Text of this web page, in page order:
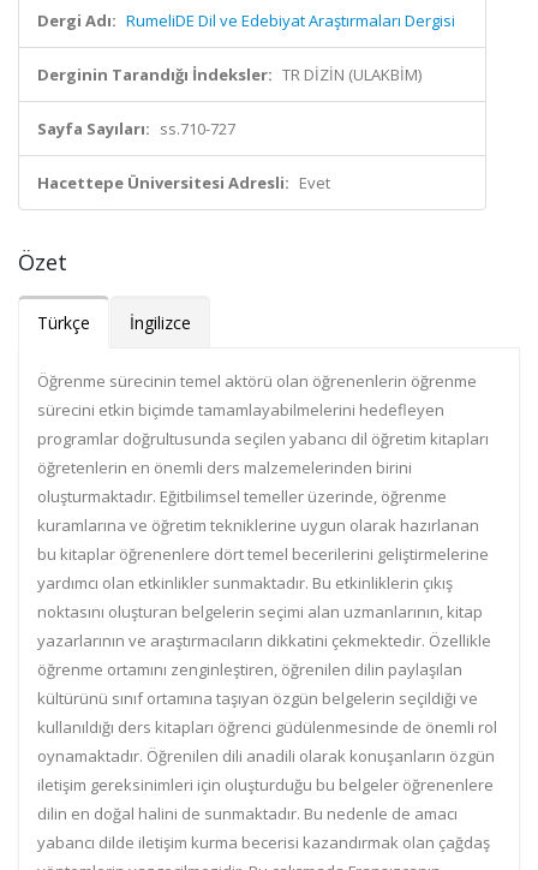
Dergi Adı: RumeliDE Dil ve Edebiyat Araştırmaları Dergisi
Derginin Tarandığı İndeksler: TR DİZİN (ULAKBİM)
Sayfa Sayıları: ss.710-727
Hacettepe Üniversitesi Adresli: Evet
Özet
Türkçe İngilizce
Öğrenme sürecinin temel aktörü olan öğrenenlerin öğrenme
sürecini etkin biçimde tamamlayabilmelerini hedefleyen
programlar doğrultusunda seçilen yabancı dil öğretim kitapları
öğretenlerin en önemli ders malzemelerinden birini
oluşturmaktadır. Eğitbilimsel temeller üzerinde, öğrenme
kuramlarına ve öğretim tekniklerine uygun olarak hazırlanan
bu kitaplar öğrenenlere dört temel becerilerini geliştirmelerine
yardımcı olan etkinlikler sunmaktadır. Bu etkinliklerin çıkış
noktasını oluşturan belgelerin seçimi alan uzmanlarının, kitap
yazarlarının ve araştırmacıların dikkatini çekmektedir. Özellikle
öğrenme ortamını zenginleştiren, öğrenilen dilin paylaşılan
kültürünü sınıf ortamına taşıyan özgün belgelerin seçildiği ve
kullanıldığı ders kitapları öğrenci güdülenmesinde de önemli rol
oynamaktadır. Öğrenilen dili anadili olarak konuşanların özgün
iletişim gereksinimleri için oluşturduğu bu belgeler öğrenenlere
dilin en doğal halini de sunmaktadır. Bu nedenle de amacı
yabancı dilde iletişim kurma becerisi kazandırmak olan çağdaş